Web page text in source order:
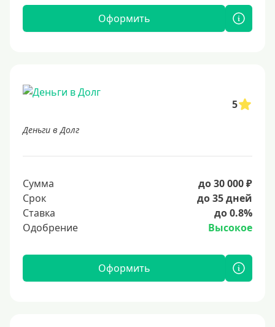
Оформить
5
Деньги в Долг
Сумма
до 30 000 ₽
Срок
до 35 дней
Ставка
до 0.8%
Одобрение
Высокое
Оформить